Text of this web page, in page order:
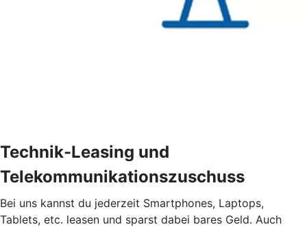
Technik-Leasing und
Telekommunikationszuschuss
Bei uns kannst du jederzeit Smartphones, Laptops,
Tablets, etc. leasen und sparst dabei bares Geld. Auch